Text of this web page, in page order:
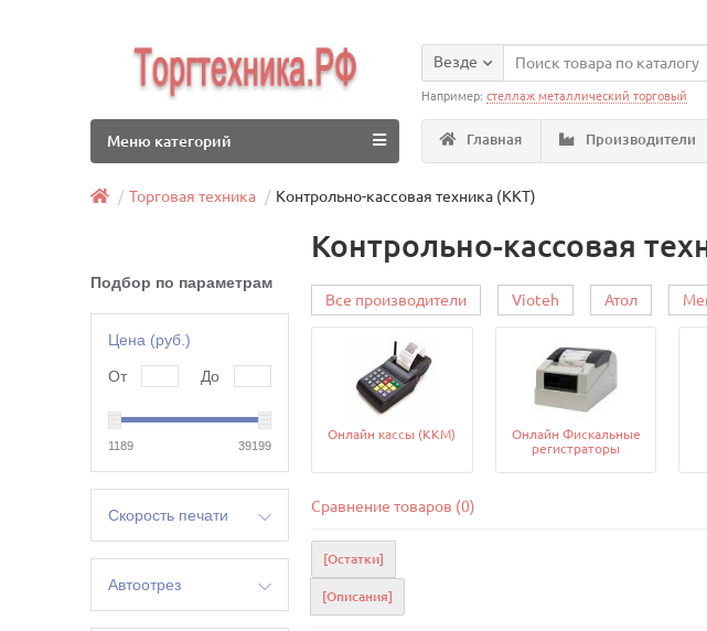
Везде
Например:стеллаж металлический торговый
Главная Производители
Меню категорий
Торговая техника Контрольно-кассовая техника (ККТ)
Подбор по параметрам
Цена (руб.)
От До
1189 39199
Скорость печати
300 мм/сек
Автоотрез
да
Контрольно-кассовая
Все производители Vioteh Атол
Онлайн кассы (ККМ)
Онлайн Фискальные
регистраторы
Сравнение товаров (0)
[Остатки]
[Описания]